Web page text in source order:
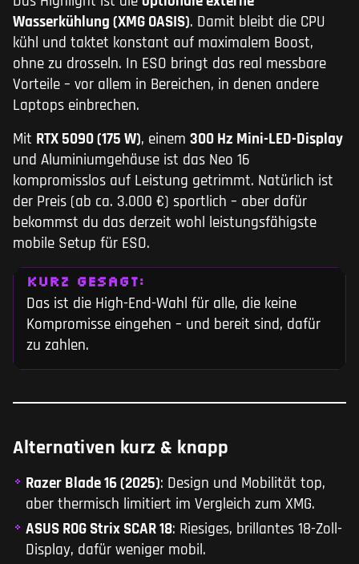
Wasserkühlung (XMG OASIS). Damit bleibt die CPU
kühl und taktet konstant auf maximalem Boost,
ohne zu drosseln. In ESO bringt das real messbare
Vorteile – vor allem in Bereichen, in denen andere
Laptops einbrechen.
Mit RTX 5090 (175 W), einem 300 Hz Mini-LED-Display
und Aluminiumgehäuse ist das Neo 16
kompromisslos auf Leistung getrimmt. Natürlich ist
der Preis (ab ca. 3.000 €) sportlich – aber dafür
bekommst du das derzeit wohl leistungsfähigste
mobile Setup für ESO.
KURZ GESAGT:
Das ist die High-End-Wahl für alle, die keine
Kompromisse eingehen – und bereit sind, dafür
zu zahlen.
Alternativen kurz & knapp
Razer Blade 16 (2025): Design und Mobilität top,
aber thermisch limitiert im Vergleich zum XMG.
ASUS ROG Strix SCAR 18: Riesiges, brillantes 18-Zoll-
Display, dafür weniger mobil.